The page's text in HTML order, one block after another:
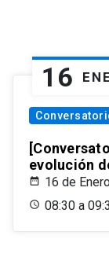
16 ENE
evolución
16 de
08:30 a